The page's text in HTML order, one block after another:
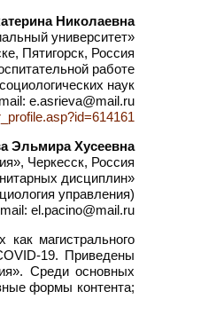
Николаевна
университет»
Пятигорск, Россия
работе
наук
e.asrieva@mail.ru
Эльмира Хусеевна
Черкесск, Россия
дисциплин»
управления)
el.pacino@mail.ru
магистрального
19. Приведены
Среди основных
формы контента;